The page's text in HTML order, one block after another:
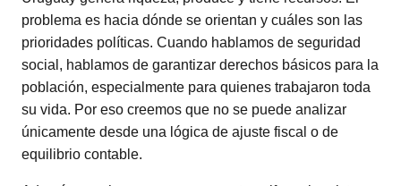
problema es hacia dónde se orientan y cuáles son las
prioridades políticas. Cuando hablamos de seguridad
social, hablamos de garantizar derechos básicos para la
población, especialmente para quienes trabajaron toda
su vida. Por eso creemos que no se puede analizar
únicamente desde una lógica de ajuste fiscal o de
equilibrio contable.